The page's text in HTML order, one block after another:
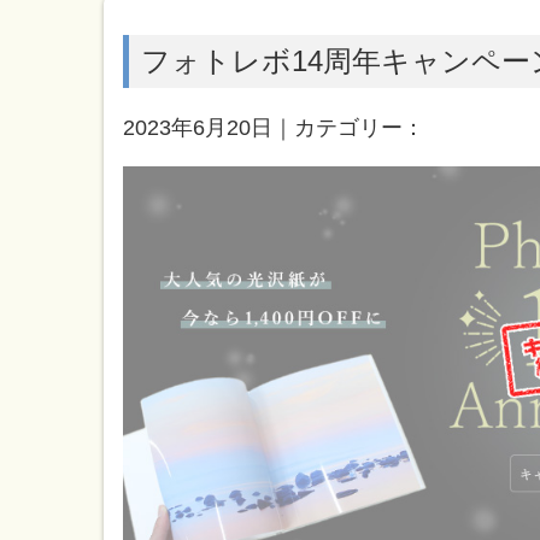
フォトレボ14周年キャンペー
2023年6月20日｜カテゴリー：